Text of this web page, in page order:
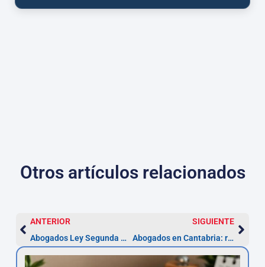
Otros artículos relacionados
ANTERIOR
Abogados Ley Segunda Oportunidad en Cantabria
SIGUIENTE
Abogados en Cantabria: reclamación de cantidad